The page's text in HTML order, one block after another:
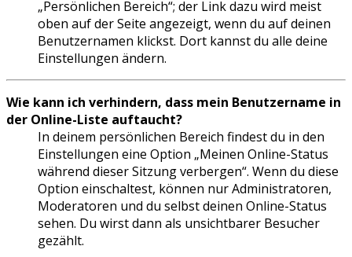
„Persönlichen Bereich“; der Link dazu wird meist
oben auf der Seite angezeigt, wenn du auf deinen
Benutzernamen klickst. Dort kannst du alle deine
Einstellungen ändern.
Wie kann ich verhindern, dass mein Benutzername in
der Online-Liste auftaucht?
In deinem persönlichen Bereich findest du in den
Einstellungen eine Option „Meinen Online-Status
während dieser Sitzung verbergen“. Wenn du diese
Option einschaltest, können nur Administratoren,
Moderatoren und du selbst deinen Online-Status
sehen. Du wirst dann als unsichtbarer Besucher
gezählt.